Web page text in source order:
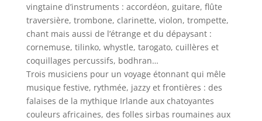
vingtaine d’instruments : accordéon, guitare, flûte
traversière, trombone, clarinette, violon, trompette,
chant mais aussi de l’étrange et du dépaysant :
cornemuse, tilinko, whystle, tarogato, cuillères et
coquillages percussifs, bodhran…
Trois musiciens pour un voyage étonnant qui mêle
musique festive, rythmée, jazzy et frontières : des
falaises de la mythique Irlande aux chatoyantes
couleurs africaines, des folles sirbas roumaines aux